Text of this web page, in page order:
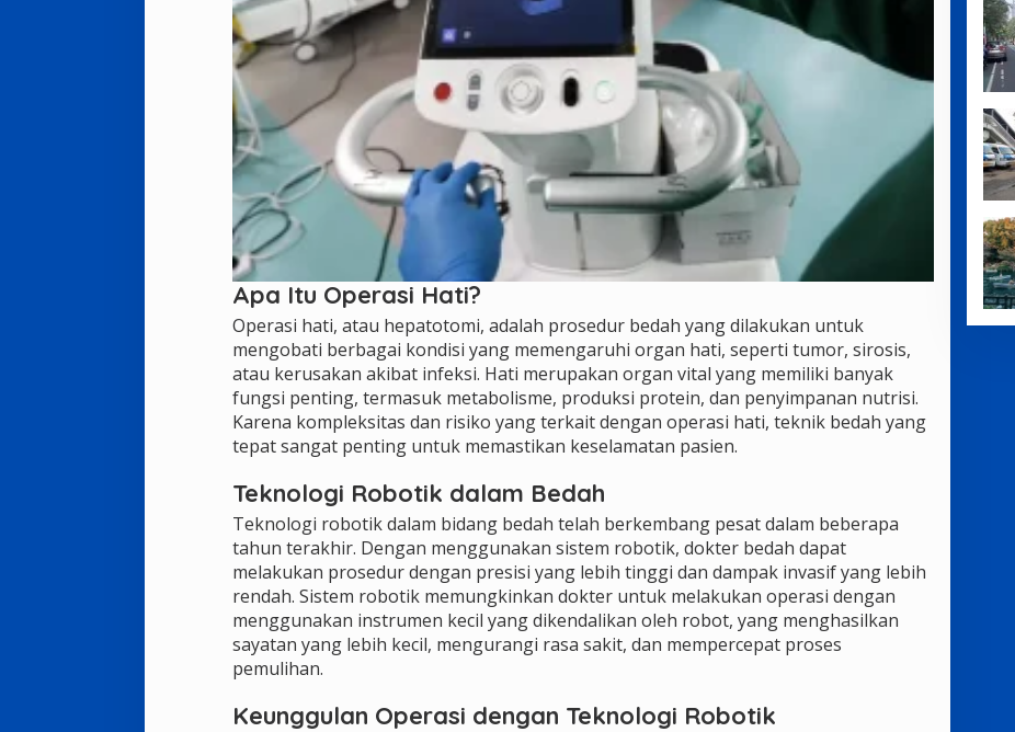
Apa Itu Operasi Hati?
Operasi hati, atau hepatotomi, adalah prosedur bedah yang dilakukan untuk
mengobati berbagai kondisi yang memengaruhi organ hati, seperti tumor, sirosis,
atau kerusakan akibat infeksi. Hati merupakan organ vital yang memiliki banyak
fungsi penting, termasuk metabolisme, produksi protein, dan penyimpanan nutrisi.
Karena kompleksitas dan risiko yang terkait dengan operasi hati, teknik bedah yang
tepat sangat penting untuk memastikan keselamatan pasien.
Teknologi Robotik dalam Bedah
Teknologi robotik dalam bidang bedah telah berkembang pesat dalam beberapa
tahun terakhir. Dengan menggunakan sistem robotik, dokter bedah dapat
melakukan prosedur dengan presisi yang lebih tinggi dan dampak invasif yang lebih
rendah. Sistem robotik memungkinkan dokter untuk melakukan operasi dengan
menggunakan instrumen kecil yang dikendalikan oleh robot, yang menghasilkan
sayatan yang lebih kecil, mengurangi rasa sakit, dan mempercepat proses
pemulihan.
Keunggulan Operasi dengan Teknologi Robotik